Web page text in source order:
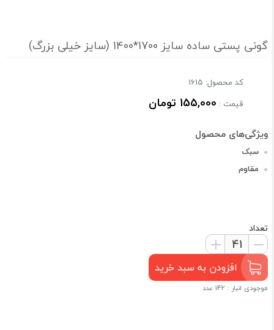
گونی پستی ساده سایز 1700*1400 (سایز خیلی بزرگ)
کد محصول: 1615
قیمت : 155,000 تومان
سبک
مقاوم
تعداد
افزودن به سبد خرید
موجودی انبار : 142 عدد